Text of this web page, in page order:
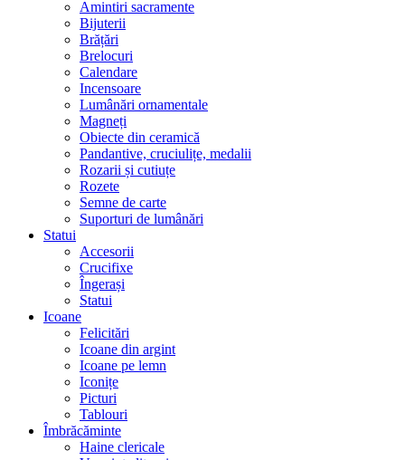
Amintiri sacramente
Bijuterii
Brățări
Brelocuri
Calendare
Incensoare
Lumânări ornamentale
Magneți
Obiecte din ceramică
Pandantive, cruciulițe, medalii
Rozarii și cutiuțe
Rozete
Semne de carte
Suporturi de lumânări
Statui
Accesorii
Crucifixe
Îngerași
Statui
Icoane
Felicitări
Icoane din argint
Icoane pe lemn
Iconițe
Picturi
Tablouri
Îmbrăcăminte
Haine clericale